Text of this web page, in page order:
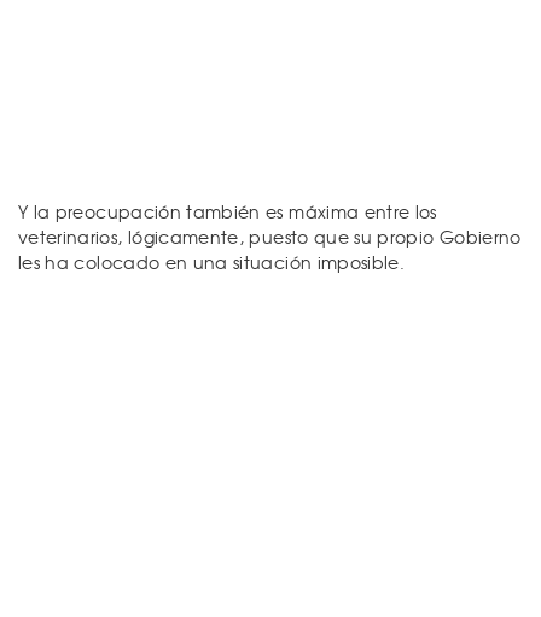
Y la preocupación también es máxima entre los
veterinarios, lógicamente, puesto que su propio Gobierno
les ha colocado en una situación imposible.